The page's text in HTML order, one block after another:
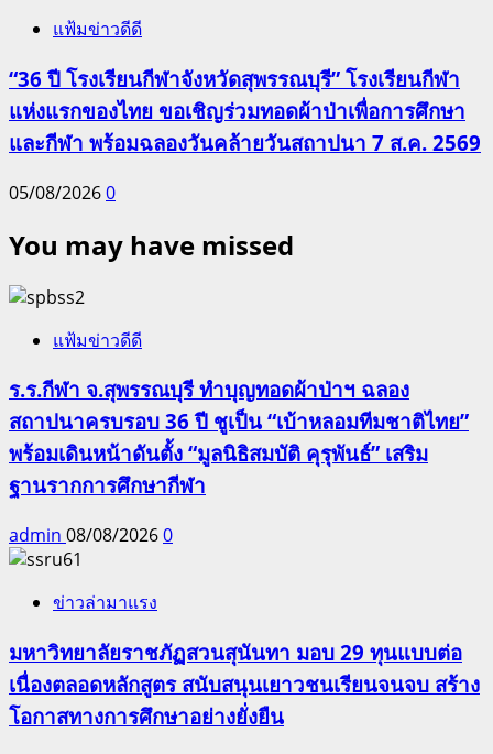
แฟ้มข่าวดีดี
“36 ปี โรงเรียนกีฬาจังหวัดสุพรรณบุรี” โรงเรียนกีฬา
แห่งแรกของไทย ขอเชิญร่วมทอดผ้าป่าเพื่อการศึกษา
และกีฬา พร้อมฉลองวันคล้ายวันสถาปนา 7 ส.ค. 2569
05/08/20260
You may have missed
แฟ้มข่าวดีดี
ร.ร.กีฬา จ.สุพรรณบุรี ทำบุญทอดผ้าป่าฯ ฉลอง
สถาปนาครบรอบ 36 ปี ชูเป็น “เบ้าหลอมทีมชาติไทย”
พร้อมเดินหน้าดันตั้ง “มูลนิธิสมบัติ คุรุพันธ์” เสริม
ฐานรากการศึกษากีฬา
admin 08/08/20260
ข่าวล่ามาแรง
มหาวิทยาลัยราชภัฏสวนสุนันทา มอบ 29 ทุนแบบต่อ
เนื่องตลอดหลักสูตร สนับสนุนเยาวชนเรียนจนจบ สร้าง
โอกาสทางการศึกษาอย่างยั่งยืน